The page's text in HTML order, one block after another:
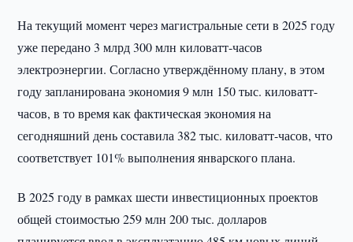
На текущий момент через магистральные сети в 2025 году
уже передано 3 млрд 300 млн киловатт-часов
электроэнергии. Согласно утверждённому плану, в этом
году запланирована экономия 9 млн 150 тыс. киловатт-
часов, в то время как фактическая экономия на
сегодняшний день составила 382 тыс. киловатт-часов, что
соответствует 101% выполнения январского плана.
В 2025 году в рамках шести инвестиционных проектов
общей стоимостью 259 млн 200 тыс. долларов